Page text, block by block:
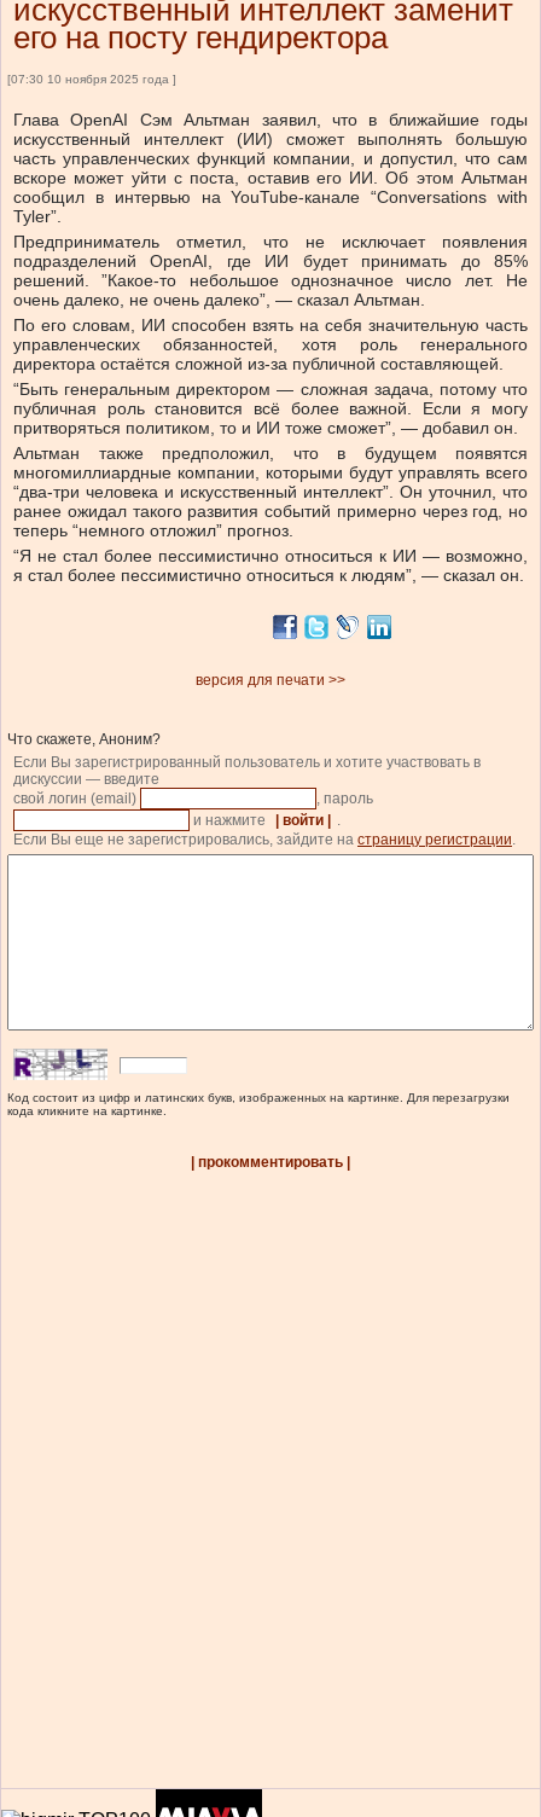
искусственный интеллект заменит
его на посту гендиректора
[07:30 10 ноября 2025 года ]
Глава OpenAI Сэм Альтман заявил, что в ближайшие годы
искусственный интеллект (ИИ) сможет выполнять большую
часть управленческих функций компании, и допустил, что сам
вскоре может уйти с поста, оставив его ИИ. Об этом Альтман
сообщил в интервью на YouTube-канале “Conversations with
Tyler”.
Предприниматель отметил, что не исключает появления
подразделений OpenAI, где ИИ будет принимать до 85%
решений. ”Какое-то небольшое однозначное число лет. Не
очень далеко, не очень далеко”, — сказал Альтман.
По его словам, ИИ способен взять на себя значительную часть
управленческих обязанностей, хотя роль генерального
директора остаётся сложной из-за публичной составляющей.
“Быть генеральным директором — сложная задача, потому что
публичная роль становится всё более важной. Если я могу
притворяться политиком, то и ИИ тоже сможет”, — добавил он.
Альтман также предположил, что в будущем появятся
многомиллиардные компании, которыми будут управлять всего
“два-три человека и искусственный интеллект”. Он уточнил, что
ранее ожидал такого развития событий примерно через год, но
теперь “немного отложил” прогноз.
“Я не стал более пессимистично относиться к ИИ — возможно,
я стал более пессимистично относиться к людям”, — сказал он.
версия для печати >>
Что скажете, Аноним?
Если Вы зарегистрированный пользователь и хотите участвовать в
дискуссии — введите
свой логин (email)
, пароль
и нажмите
| войти |
.
Если Вы еще не зарегистрировались, зайдите на страницу регистрации.
Код состоит из цифр и латинских букв, изображенных на картинке. Для перезагрузки
кода кликните на картинке.
| прокомментировать |